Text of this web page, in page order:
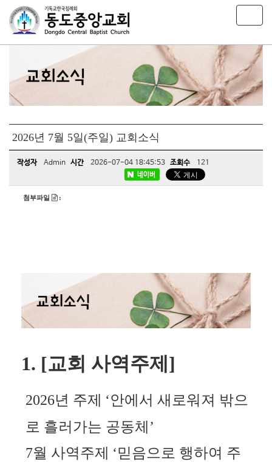
o
l
e
n
i
a
o
2026년 7월 5일(주일) 교회소식
작성자 Admin 시간 2026-07-04 18:45:53 조회수 121
네이버
첨부파일 :
1. [교회 사역주제]
2026년 주제 ‘안에서 새로워져 밖으
로 흘러가는 공동체 ’
7월 사역주제 ‘믿음으로 행하여 주